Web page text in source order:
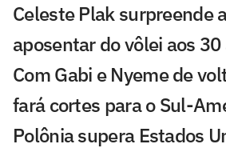
Celeste Plak surpreende
aposentar do vôlei aos 30
Com Gabi e Nyeme de
fará cortes para o Sul-
Polônia supera Estados